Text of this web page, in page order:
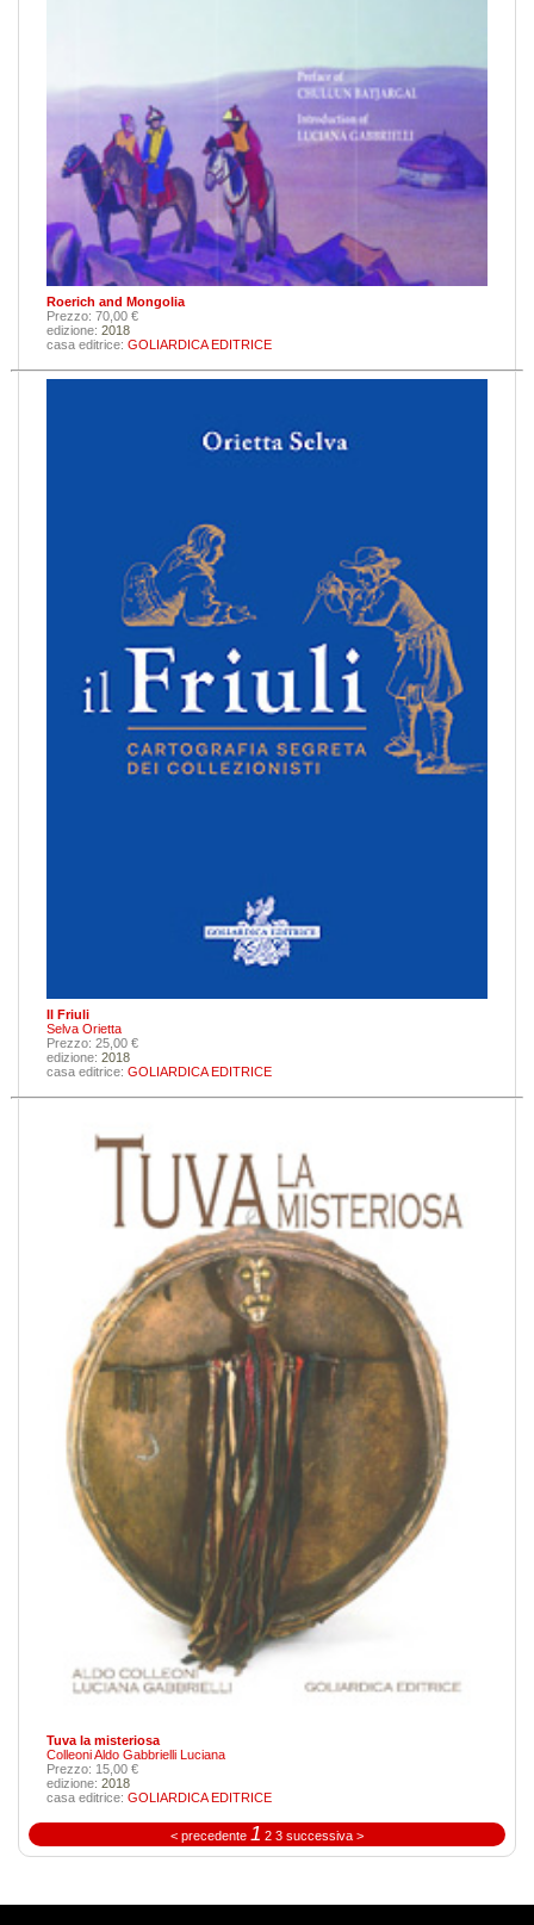
Roerich and Mongolia
Prezzo: 70,00 €
edizione: 2018
casa editrice: GOLIARDICA EDITRICE
Il Friuli
Selva Orietta
Prezzo: 25,00 €
edizione: 2018
casa editrice: GOLIARDICA EDITRICE
Tuva la misteriosa
Colleoni Aldo Gabbrielli Luciana
Prezzo: 15,00 €
edizione: 2018
casa editrice: GOLIARDICA EDITRICE
< precedente 1 2 3 successiva >